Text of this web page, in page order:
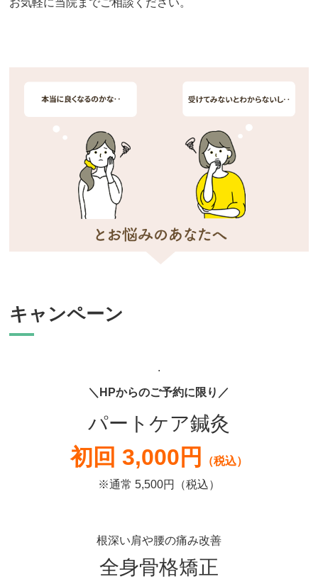
お気軽に当院までご相談ください。
キャンペーン
.
＼HPからのご予約に限り／
パートケア鍼灸
初回 3,000円
（税込）
※通常 5,500円（税込）
根深い肩や腰の痛み改善
全身骨格矯正